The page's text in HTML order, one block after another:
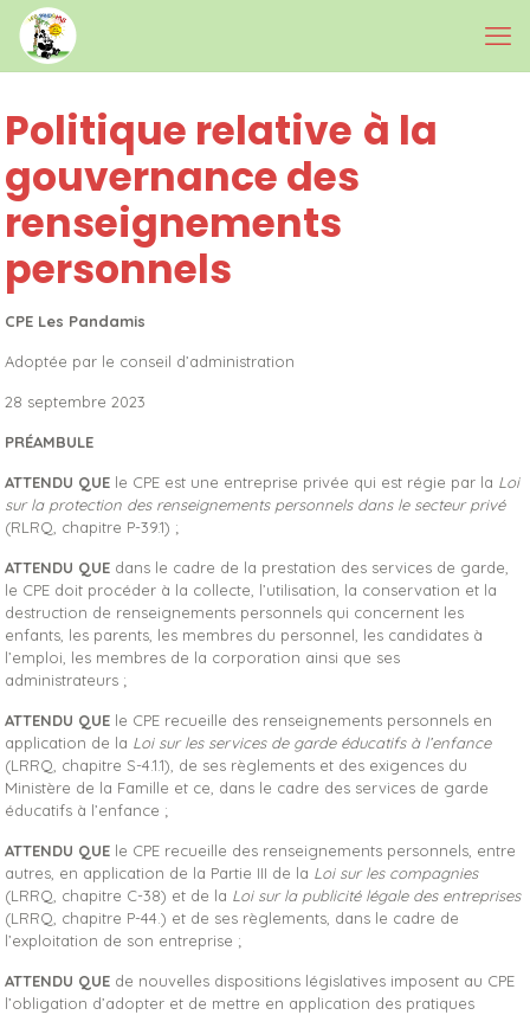
Politique relative à la
gouvernance des
renseignements
personnels
CPE Les Pandamis
Adoptée par le conseil d’administration
28 septembre 2023
PRÉAMBULE
ATTENDU QUE le CPE est une entreprise privée qui est régie par la Loi
sur la protection des renseignements personnels dans le secteur privé
(RLRQ, chapitre P-39.1) ;
ATTENDU QUE dans le cadre de la prestation des services de garde,
le CPE doit procéder à la collecte, l’utilisation, la conservation et la
destruction de renseignements personnels qui concernent les
enfants, les parents, les membres du personnel, les candidates à
l’emploi, les membres de la corporation ainsi que ses
administrateurs ;
ATTENDU QUE le CPE recueille des renseignements personnels en
application de la Loi sur les services de garde éducatifs à l’enfance
(LRRQ, chapitre S-4.1.1), de ses règlements et des exigences du
Ministère de la Famille et ce, dans le cadre des services de garde
éducatifs à l’enfance ;
ATTENDU QUE le CPE recueille des renseignements personnels, entre
autres, en application de la Partie III de la Loi sur les compagnies
(LRRQ, chapitre C-38) et de la Loi sur la publicité légale des entreprises
(LRRQ, chapitre P-44.) et de ses règlements, dans le cadre de
l’exploitation de son entreprise ;
ATTENDU QUE de nouvelles dispositions législatives imposent au CPE
l’obligation d’adopter et de mettre en application des pratiques